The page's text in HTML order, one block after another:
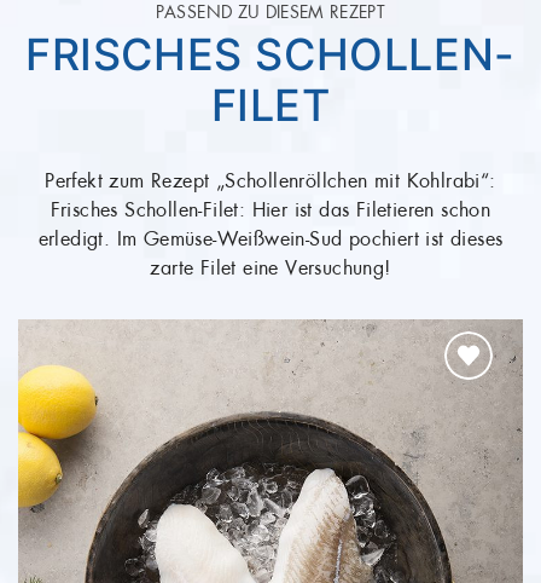
PASSEND ZU DIESEM REZEPT
FRISCHES SCHOLLEN-
FILET
Perfekt zum Rezept „Schollenröllchen mit Kohlrabi“:
Frisches Schollen-Filet: Hier ist das Filetieren schon
erledigt. Im Gemüse-Weißwein-Sud pochiert ist dieses
zarte Filet eine Versuchung!